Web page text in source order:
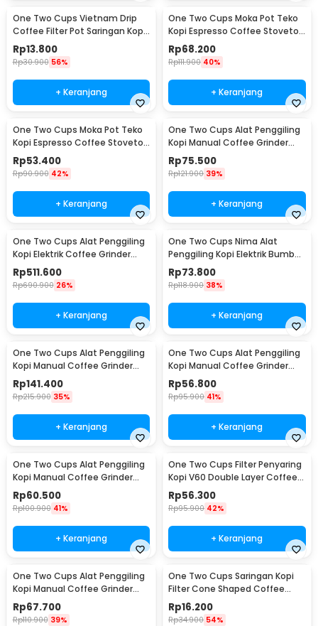
One Two Cups Vietnam Drip
Coffee Filter Pot Saringan Kopi
180ml 8Q - LC1
Rp13.800
Rp30.900 56%
+ Keranjang
One Two Cups Moka Pot Teko
Kopi Espresso Coffee Stovetop
4 Cup 200ml - Z20
Rp68.200
Rp111.900 40%
+ Keranjang
One Two Cups Moka Pot Teko
Kopi Espresso Coffee Stovetop
2 Cup 100ml - Z20
Rp53.400
Rp90.900 42%
+ Keranjang
One Two Cups Alat Penggiling
Kopi Manual Coffee Grinder
Wood - 16290
Rp75.500
Rp121.900 39%
+ Keranjang
One Two Cups Alat Penggiling
Kopi Elektrik Coffee Grinder
Adjustable - 600N
Rp511.600
Rp690.900 26%
+ Keranjang
One Two Cups Nima Alat
Penggiling Kopi Elektrik Bumbu
Coffee Grinder - NM-8300
Rp73.800
Rp118.900 38%
+ Keranjang
One Two Cups Alat Penggiling
Kopi Manual Coffee Grinder
Wood 30g - CW85532
Rp141.400
Rp215.900 35%
+ Keranjang
One Two Cups Alat Penggiling
Kopi Manual Coffee Grinder
160ml - CF012
Rp56.800
Rp95.900 41%
+ Keranjang
One Two Cups Alat Penggiling
Kopi Manual Coffee Grinder
Adjustable - RHNHA0176
Rp60.500
Rp100.900 41%
+ Keranjang
One Two Cups Filter Penyaring
Kopi V60 Double Layer Coffee
Filter - FS-40S
Rp56.300
Rp95.900 42%
+ Keranjang
One Two Cups Alat Penggiling
Kopi Manual Coffee Grinder
Adjustable - CF4146
Rp67.700
Rp110.900 39%
One Two Cups Saringan Kopi
Filter Cone Shaped Coffee
Dripper 1 PCS - K741
Rp16.200
Rp34.900 54%